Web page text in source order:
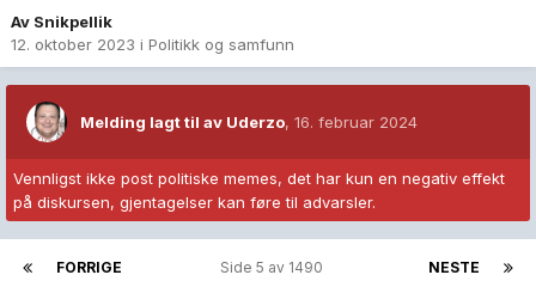
Av Snikpellik
12. oktober 2023 i Politikk og samfunn
Melding lagt til av Uderzo, 16. februar 2024
Vennligst ikke post politiske memes, det har kun en negativ effekt
på diskursen, gjentagelser kan føre til advarsler.
FORRIGE NESTE
Side 5 av 1490